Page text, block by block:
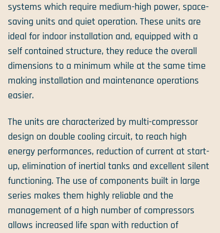
systems which require medium-high power, space-
saving units and quiet operation. These units are
ideal for indoor installation and, equipped with a
self contained structure, they reduce the overall
dimensions to a minimum while at the same time
making installation and maintenance operations
easier.
The units are characterized by multi-compressor
design on double cooling circuit, to reach high
energy performances, reduction of current at start-
up, elimination of inertial tanks and excellent silent
functioning. The use of components built in large
series makes them highly reliable and the
management of a high number of compressors
allows increased life span with reduction of